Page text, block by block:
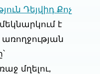
Դեյվիդ Քոչ
մեկնարկում է
մղելու,